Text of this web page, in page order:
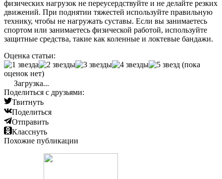
физических нагрузок не переусердствуйте и не делайте резких
движений. При поднятии тяжестей используйте правильную
технику, чтобы не нагружать суставы. Если вы занимаетесь
спортом или занимаетесь физической работой, используйте
защитные средства, такие как коленные и локтевые бандажи.
Оценка статьи:
(пока
оценок нет)
Загрузка...
Поделиться с друзьями:
Твитнуть
Поделиться
Отправить
Класснуть
Похожие публикации